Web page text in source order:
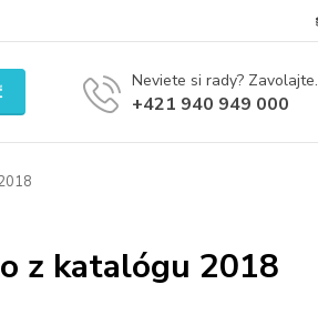
Neviete si rady? Zavolajte.
+421 940 949 000
z katalógu 2018